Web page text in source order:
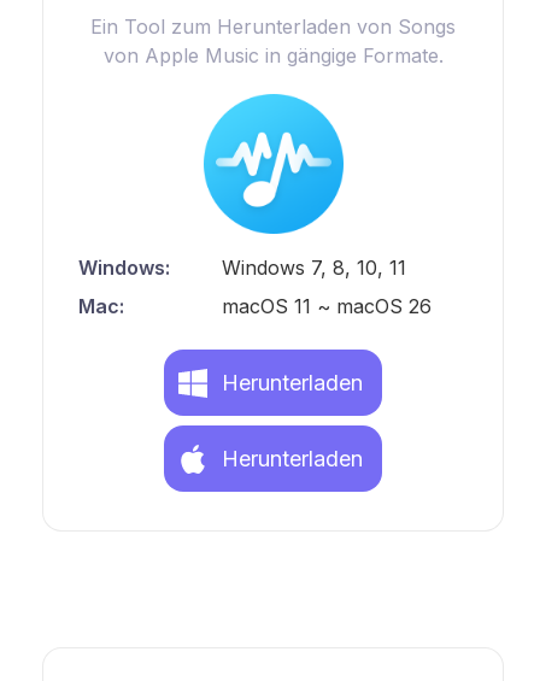
Ein Tool zum Herunterladen von Songs
von Apple Music in gängige Formate.
Windows:
Windows 7, 8, 10, 11
Mac:
macOS 11 ~ macOS 26
Herunterladen
Herunterladen